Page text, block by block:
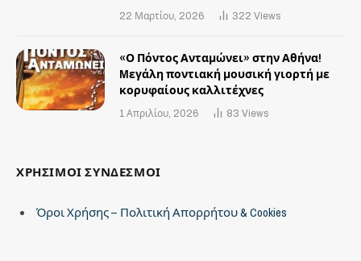
22 Μαρτίου, 2026 322 Views
«Ο Πόντος Ανταμώνει» στην Αθήνα!
Mεγάλη ποντιακή μουσική γιορτή με
κορυφαίους καλλιτέχνες
1 Απριλίου, 2026 83 Views
ΧΡΗΣΙΜΟΙ ΣΥΝΔΕΣΜΟΙ
Όροι Χρήσης – Πολιτική Απορρήτου & Cookies